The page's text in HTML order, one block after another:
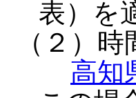
表）を
（２）
高知